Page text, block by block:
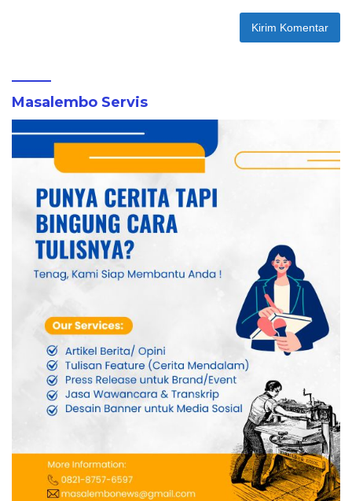
Masalembo Servis